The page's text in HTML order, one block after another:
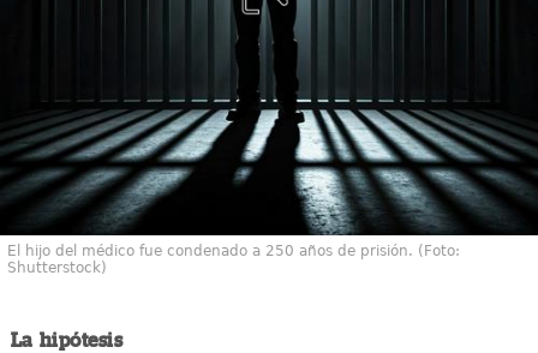
El hijo del médico fue condenado a 250 años de prisión. (Foto:
Shutterstock)
La hipótesis